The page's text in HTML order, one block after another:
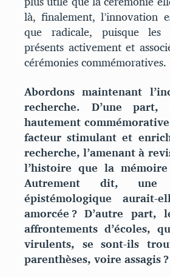
là, finalement, l’innovation
que radicale, puisque les
présents activement et
cérémonies commémoratives.
Abordons maintenant
recherche. D’une part,
hautement
facteur stimulant et
recherche, l’amenant à
l’histoire que la
Autrement dit, une
épistémologique aurait-
amorcée ? D’autre part,
affrontements d’écoles,
virulents, se sont-ils
parenthèses, voire assagis ?